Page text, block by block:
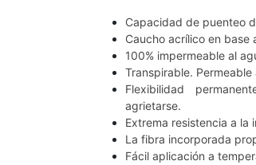
Capacidad de puenteo
Caucho acrílico en base
100% impermeable al
Transpirable.
Flexibilidad
agrietarse.
Extrema resistencia a la
La fibra incorporada
Fácil aplicación a